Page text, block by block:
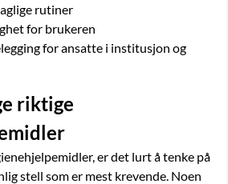
rutiner
for brukeren
for ansatte i institusjon og
riktige
er det lurt å tenke på
stell som er mest krevende. Noen